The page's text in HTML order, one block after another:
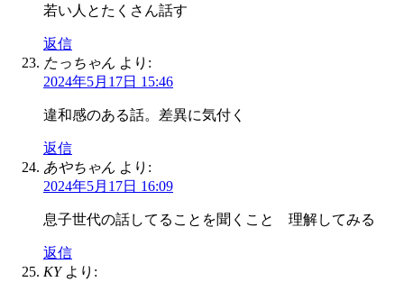
若い人とたくさん話す
返信
たっちゃん より:
2024年5月17日 15:46
違和感のある話。差異に気付く
返信
あやちゃん より:
2024年5月17日 16:09
息子世代の話してることを聞くこと 理解してみる
返信
KY より: